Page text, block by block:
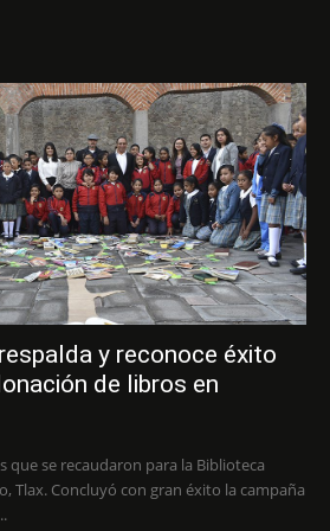
y reconoce éxito
de libros en
que se recaudaron para la Biblioteca